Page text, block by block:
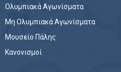
Ολυμπιακά Αγωνίσματα
Μη Ολυμπιακά Αγωνίσματα
Μουσείο Πάλης
Κανονισμοί